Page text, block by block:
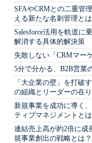
SFAやCRMとの二重管
える新たな名刺管理とは
Salesforce活用を軌道
解消する具体的解決策
失敗しない「CRMマー
5分で分かる、B2B営業
「大企業の壁」を打
の組織とリーダーの在
新規事業を成功に導く
ティブマネジメントとは
連結売上高が約2倍に成
規事業創出の戦略とは？